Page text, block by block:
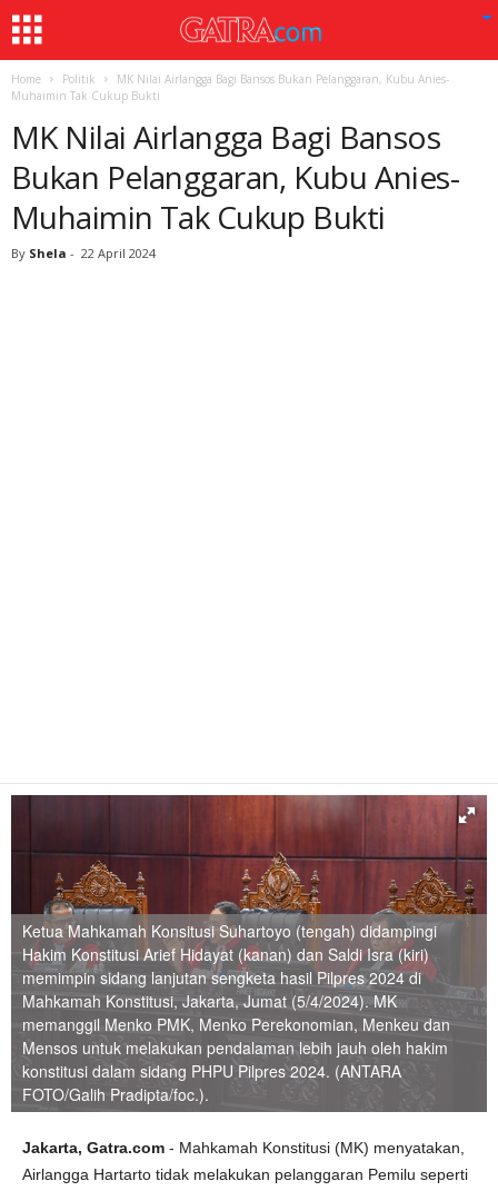
Home Politik
MK Nilai Airlangga Bagi Bansos Bukan Pelanggaran, Kubu Anies-
Muhaimin Tak Cukup Bukti
MK Nilai Airlangga Bagi Bansos
Bukan Pelanggaran, Kubu Anies-
Muhaimin Tak Cukup Bukti
By Shela - 22 April 2024
Ketua Mahkamah Konsitusi Suhartoyo (tengah) didampingi
Hakim Konstitusi Arief Hidayat (kanan) dan Saldi Isra (kiri)
memimpin sidang lanjutan sengketa hasil Pilpres 2024 di
Mahkamah Konstitusi, Jakarta, Jumat (5/4/2024). MK
memanggil Menko PMK, Menko Perekonomian, Menkeu dan
Mensos untuk melakukan pendalaman lebih jauh oleh hakim
konstitusi dalam sidang PHPU Pilpres 2024. (ANTARA
FOTO/Galih Pradipta/foc.).
Jakarta, Gatra.com - Mahkamah Konstitusi (MK) menyatakan,
Airlangga Hartarto tidak melakukan pelanggaran Pemilu seperti